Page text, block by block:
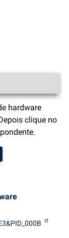
hardware
clique no